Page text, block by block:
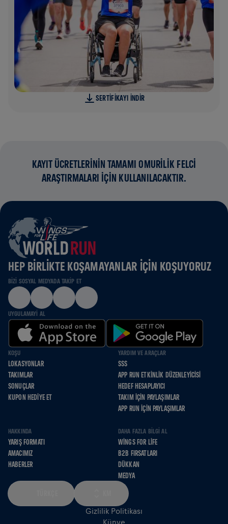
SERTIFIKAYI INDIR
KAYIT ÜCRETLERİNİN TAMAMI OMURİLİK FELCİ
ARAŞTIRMALARI İÇİN KULLANILACAKTIR.
HEP BIRLIKTE KOŞAMAYANLAR IÇIN KOŞUYORUZ
BIZI SOSYAL MEDYADA TAKIP ET
UYGULAMAYI AL
KOŞU
LOKASYONLAR
TAKIMLAR
SONUÇLAR
KUPON HEDIYE ET
YARDIM VE ARAÇLAR
SSS
APP RUN ETKINLIK DÜZENLEYICISI
HEDEF HESAPLAYICI
TAKIM İÇIN PAYLAŞIMLAR
APP RUN İÇIN PAYLAŞIMLAR
HAKKINDA
YARIŞ FORMATI
AMACIMIZ
HABERLER
DAHA FAZLA BILGI AL
WINGS FOR LIFE
B2B FIRSATLARI
DÜKKAN
MEDYA
Gizlilik Politikası